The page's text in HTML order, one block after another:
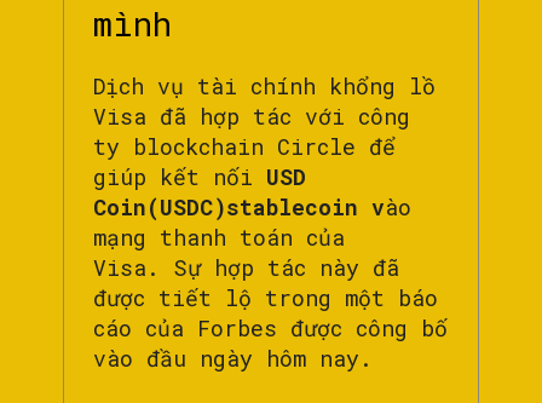
mình
Dịch vụ tài chính khổng lồ
Visa đã hợp tác với công
ty blockchain Circle để
giúp kết nối USD
Coin(USDC)stablecoin vào
mạng thanh toán của
Visa. Sự hợp tác này đã
được tiết lộ trong một báo
cáo của Forbes được công bố
vào đầu ngày hôm nay.